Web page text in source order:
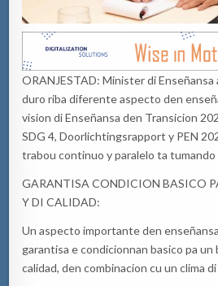
ORANJESTAD:Minister di Enseñansa
duro riba diferente aspecto den
vision di Enseñansa den Transicion
SDG 4, Doorlichtingsrapport y PEN
trabou continuo y paralelo ta tumando
GARANTISA CONDICION BASICO
Y DI CALIDAD:
Un aspecto importante den
garantisaecondicionnan basico pa un
calidad, den combinacion cu un clima